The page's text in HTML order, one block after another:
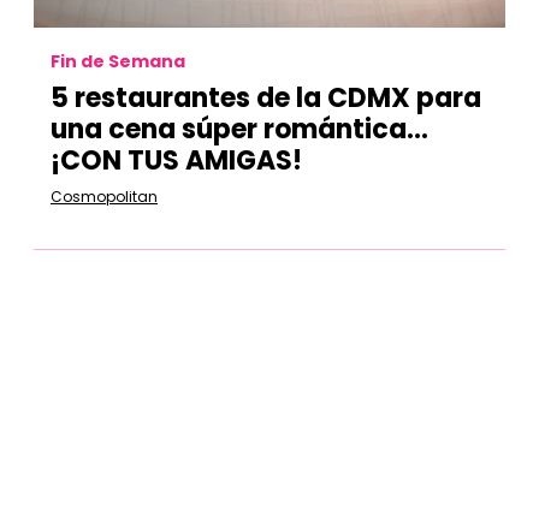
Fin de Semana
5 restaurantes de la CDMX para
una cena súper romántica…
¡CON TUS AMIGAS!
Cosmopolitan